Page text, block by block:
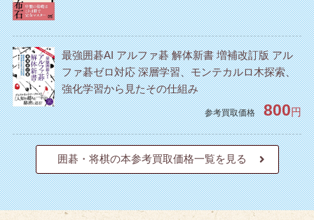
最強囲碁AI アルファ碁 解体新書 増補改訂版 アル
ファ碁ゼロ対応 深層学習、モンテカルロ木探索、
強化学習から見たその仕組み
参考買取価格 800円
囲碁・将棋の本参考買取価格一覧を見る